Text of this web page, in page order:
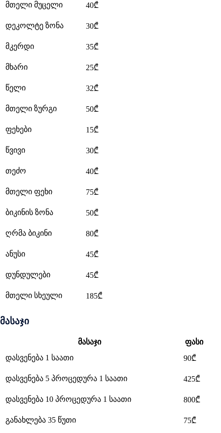
მთელი მუცელი 40₾
დეკოლტე ზონა 30₾
მკერდი 35₾
მხარი 25₾
წელი 32₾
მთელი ზურგი 50₾
ფეხები 15₾
წვივი 30₾
თეძო 40₾
მთელი ფეხი 75₾
ბიკინის ზონა 50₾
ღრმა ბიკინი 80₾
ანუსი 45₾
დუნდულები 45₾
მთელი სხეული 185₾
მასაჯი
მასაჯი
ფასი
დასვენება 1 საათი
90₾
დასვენება 5 პროცედურა 1 საათი 425₾
დასვენება 10 პროცედურა 1 საათი 800₾
განახლება 35 წუთი 75₾